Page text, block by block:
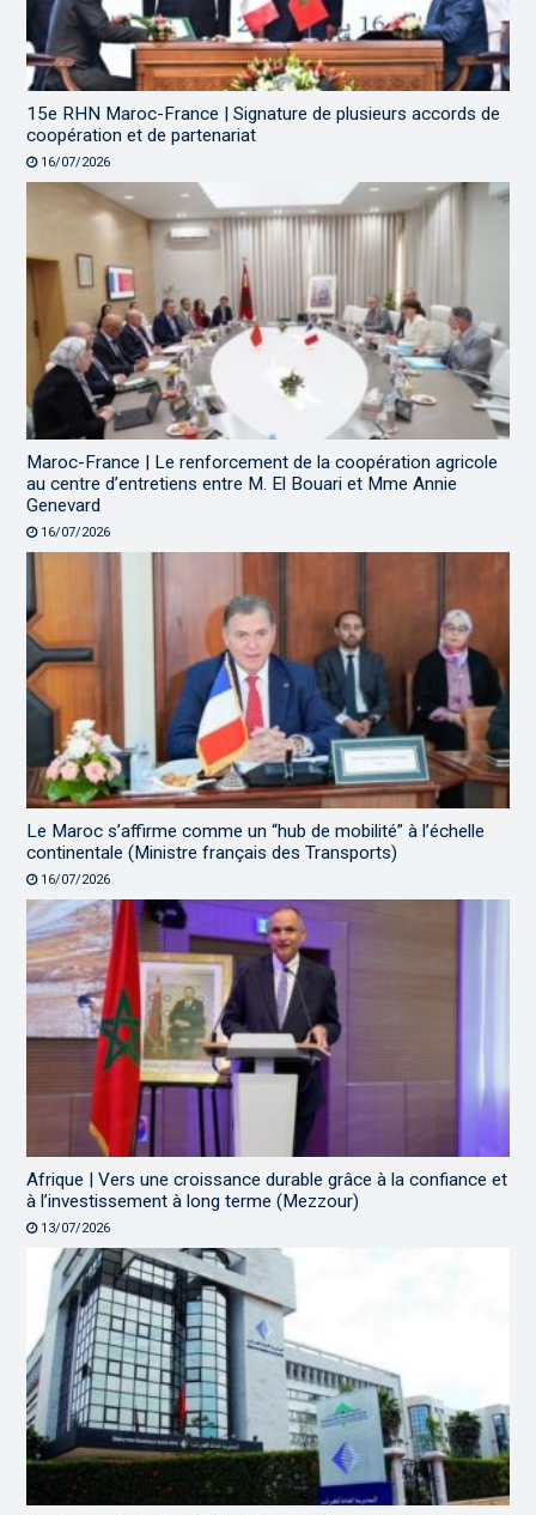
15e RHN Maroc-France | Signature de plusieurs accords de
coopération et de partenariat
16/07/2026
Maroc-France | Le renforcement de la coopération agricole
au centre d’entretiens entre M. El Bouari et Mme Annie
Genevard
16/07/2026
Le Maroc s’affirme comme un “hub de mobilité” à l’échelle
continentale (Ministre français des Transports)
16/07/2026
Afrique | Vers une croissance durable grâce à la confiance et
à l’investissement à long terme (Mezzour)
13/07/2026